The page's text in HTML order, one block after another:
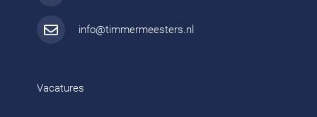
info@timmermeesters.nl
Vacatures